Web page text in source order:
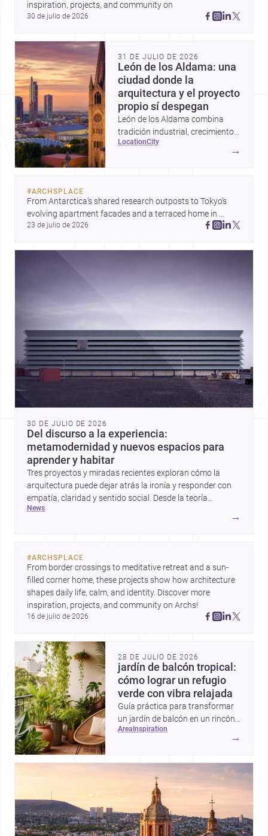
30 de julio de 2026
31 DE JULIO DE 2026
León de los Aldama: una
ciudad donde la
arquitectura y el proyecto
propio sí despegan
León de los Aldama combina
tradición industrial, crecimiento
urbano y una escena profesional
sólida; por eso es un destino muy
location city
→
#ARCHSPLACE
From Antarctica’s shared research outposts to Tokyo’s
evolving apartment facades and a terraced home in
Amman, these projects show how architecture adapts to
23 de julio de 2026
30 DE JULIO DE 2026
Del discurso a la experiencia:
metamodernidad y nuevos espacios para
aprender y habitar
Tres proyectos y miradas recientes exploran cómo la
arquitectura puede dejar atrás la ironía y responder con
empatía, claridad y sentido social. Desde la teoría
metamoderna hasta centros infantiles y una vivienda
news
→
#ARCHSPLACE
From border crossings to meditative retreat and a sun-
filled corner home, these projects show how architecture
shapes daily life, calm, and identity. Discover more
inspiration, projects, and community on Archs!
16 de julio de 2026
28 DE JULIO DE 2026
jardín de balcón tropical:
cómo lograr un refugio
verde con vibra relajada
Guía práctica para transformar
un jardín de balcón en un rincón
tropical con plantas
color y sensación de escape.
area inspiration
→